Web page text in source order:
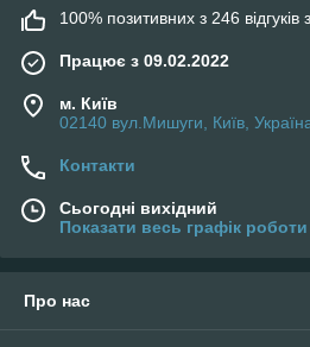
100% позитивних з 246 відгуків
Працює з 09.02.2022
м. Київ
02140 вул.Мишуги, Київ,
Контакти
Сьогодні вихідний
Показати весь графік роботи
Про нас